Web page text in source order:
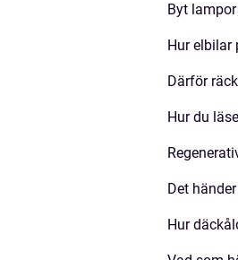
Byt
Hur elbilar
Därför
Hur du
Det
Hur